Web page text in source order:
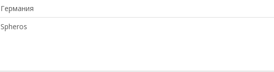
Германия
Spheros